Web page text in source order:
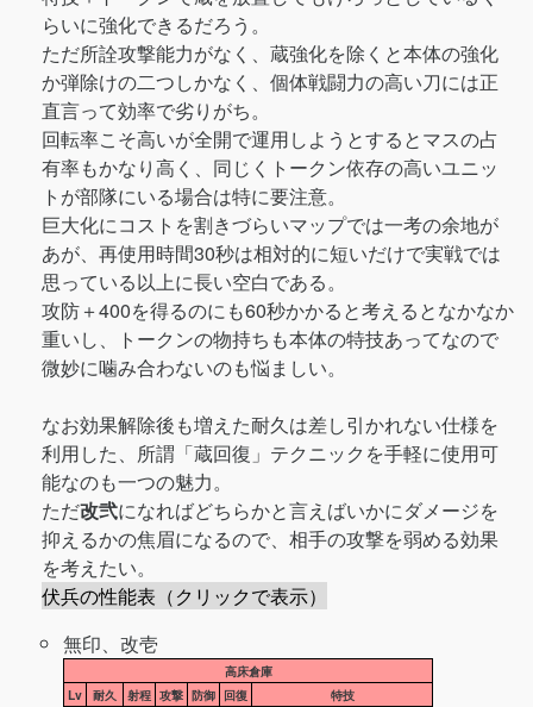
らいに強化できるだろう。
ただ所詮攻撃能力がなく、蔵強化を除くと本体の強化
か弾除けの二つしかなく、個体戦闘力の高い刀には正
直言って効率で劣りがち。
回転率こそ高いが全開で運用しようとするとマスの占
有率もかなり高く、同じくトークン依存の高いユニッ
トが部隊にいる場合は特に要注意。
巨大化にコストを割きづらいマップでは一考の余地が
あが、再使用時間30秒は相対的に短いだけで実戦では
思っている以上に長い空白である。
攻防＋400を得るのにも60秒かかると考えるとなかなか
重いし、トークンの物持ちも本体の特技あってなので
微妙に噛み合わないのも悩ましい。
なお効果解除後も増えた耐久は差し引かれない仕様を
利用した、所謂「蔵回復」テクニックを手軽に使用可
能なのも一つの魅力。
ただ改弐になればどちらかと言えばいかにダメージを
抑えるかの焦眉になるので、相手の攻撃を弱める効果
を考えたい。
伏兵の性能表（クリックで表示）
無印、改壱
高床倉庫
Lv 耐久 射程 攻撃 防御 回復
特技